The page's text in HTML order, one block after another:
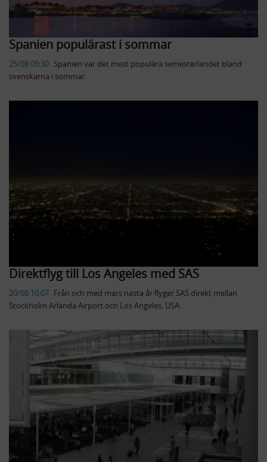
Spanien populärast i sommar
25/08 09:30 Spanien var det mest populära semesterlandet bland
svenskarna i sommar.
Direktflyg till Los Angeles med SAS
20/08 10:07 Från och med mars nästa år flyger SAS direkt mellan
Stockholm Arlanda Airport och Los Angeles, USA.